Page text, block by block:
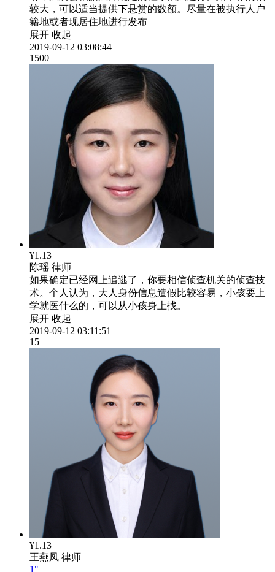
较大，可以适当提供下悬赏的数额。尽量在被执行人户
籍地或者现居住地进行发布
展开 收起
2019-09-12 03:08:44
1500
¥1.13
陈瑶 律师
如果确定已经网上追逃了，你要相信侦查机关的侦查技
术。个人认为，大人身份信息造假比较容易，小孩要上
学就医什么的，可以从小孩身上找。
展开 收起
2019-09-12 03:11:51
15
¥1.13
王燕凤 律师
1"